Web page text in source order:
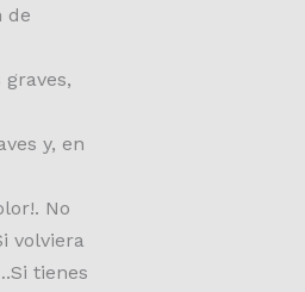
de
y, en
No
volviera
tienes